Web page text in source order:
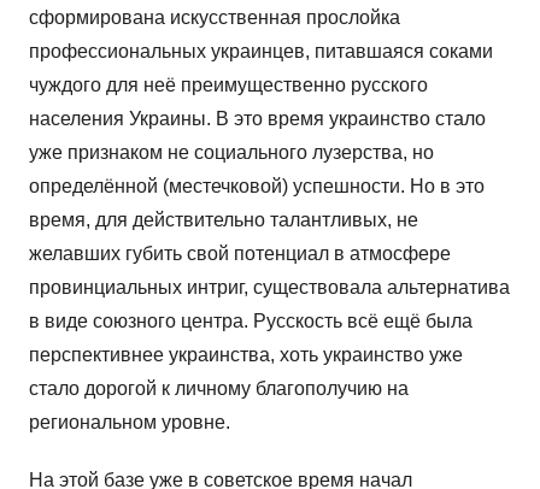
сформирована искусственная прослойка
профессиональных украинцев, питавшаяся соками
чуждого для неё преимущественно русского
населения Украины. В это время украинство стало
уже признаком не социального лузерства, но
определённой (местечковой) успешности. Но в это
время, для действительно талантливых, не
желавших губить свой потенциал в атмосфере
провинциальных интриг, существовала альтернатива
в виде союзного центра. Русскость всё ещё была
перспективнее украинства, хоть украинство уже
стало дорогой к личному благополучию на
региональном уровне.
На этой базе уже в советское время начал